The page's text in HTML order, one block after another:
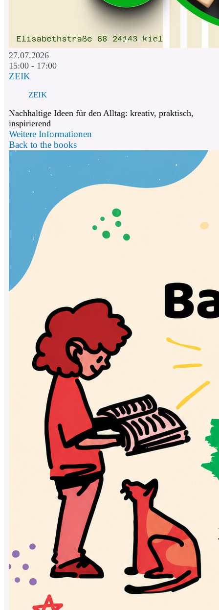
27.07.2026
15:00 - 17:00
ZEIK
ZEIK
Nachhaltige Ideen für den Alltag: kreativ, praktisch,
inspirierend
Weitere Informationen
Back to the books